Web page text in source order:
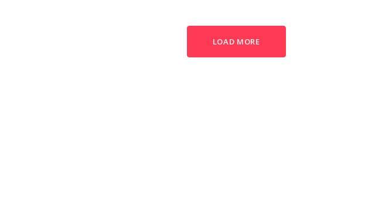
LOAD MORE